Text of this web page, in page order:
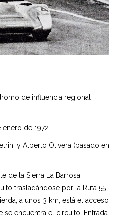
de influencia regional
enero de 1972
y Alberto Olivera (basado en
de la Sierra La Barrosa
trasladándose por la Ruta 55
a unos 3 km, está el acceso
se encuentra el circuito. Entrada